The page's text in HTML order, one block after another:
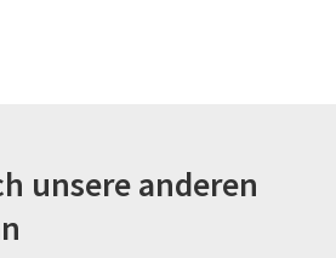
unsere anderen